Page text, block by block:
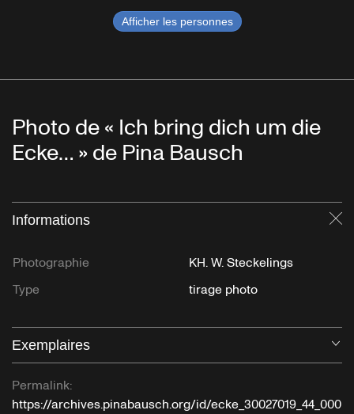
Afficher les personnes
Photo de « Ich bring dich um die
Ecke… » de Pina Bausch
Informations
Photographie
KH. W. Steckelings
Type
tirage photo
Exemplaires
Permalink:
https://archives.pinabausch.org/id/ecke_30027019_44_000